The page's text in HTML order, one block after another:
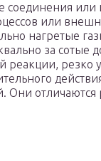
соединения или
или
нагретые
за сотые
реакции, резко
отличаются